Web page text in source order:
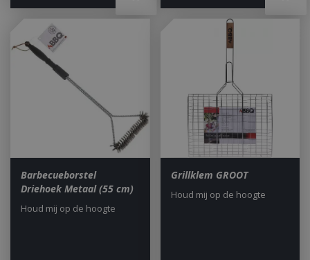
Barbecueborstel
Driehoek Metaal (55 cm)
Houd mij op de hoogte
Grillklem GROOT
Houd mij op de hoogte